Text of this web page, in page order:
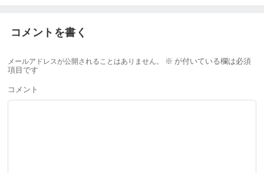
コメントを書く
メールアドレスが公開されることはありません。 ※ が付いている欄は必須
項目です
コメント